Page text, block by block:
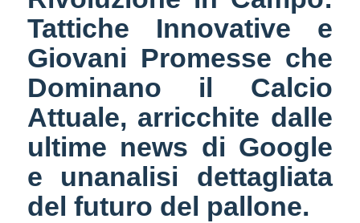
Tattiche Innovative e
Giovani Promesse che
Dominano il Calcio
Attuale, arricchite dalle
ultime news di Google
e unanalisi dettagliata
del futuro del pallone.